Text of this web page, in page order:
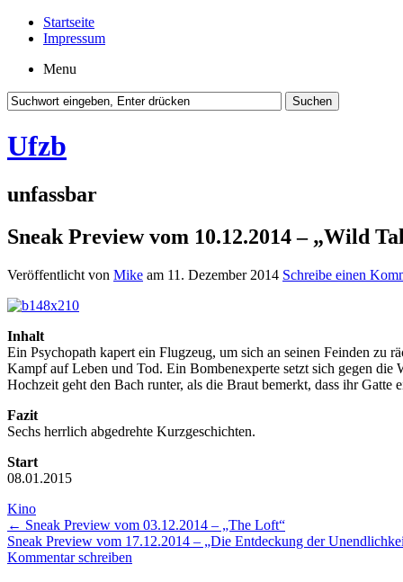
Startseite
Impressum
Menu
Ufzb
unfassbar
Sneak Preview vom 10.12.2014 – „Wild
Veröffentlicht von Mike am 11. Dezember 2014 Schreibe einen
Inhalt
Ein Psychopath kapert ein Flugzeug, um sich an seinen Feinden
Kampf auf Leben und Tod. Ein Bombenexperte setzt sich gegen
Hochzeit geht den Bach runter, als die Braut bemerkt, dass ihr
Fazit
Sechs herrlich abgedrehte Kurzgeschichten.
Start
08.01.2015
Kino
← Sneak Preview vom 03.12.2014 – „The Loft“
Sneak Preview vom 17.12.2014 – „Die Entdeckung der
Kommentar schreiben